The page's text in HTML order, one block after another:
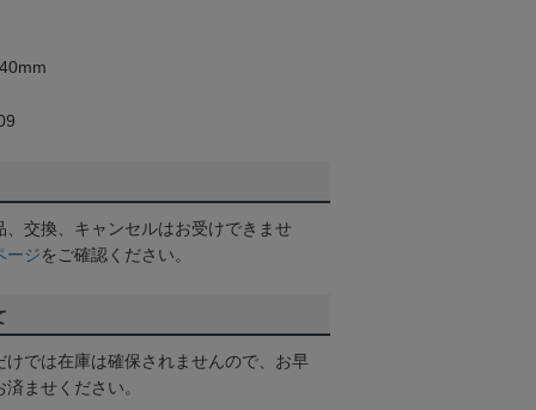
交換、キャンセルはお受けできませ
ージをご確認ください。
けでは在庫は確保されませんので、お早
ませください。